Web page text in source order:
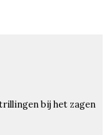
bij het zagen